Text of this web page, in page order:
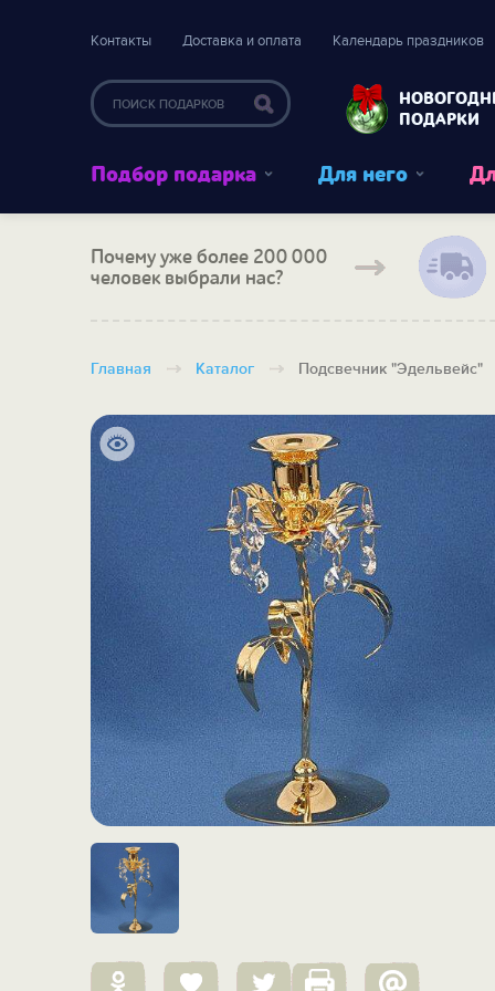
Контакты Доставка и оплата Календарь праздников
ПОДАРКИ
Подбор подарка Для него
Почему уже более 200 000
человек выбрали нас?
Главная Каталог Подсвечник "Эдельвейс"